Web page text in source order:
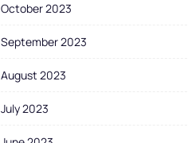
October 2023
September 2023
August 2023
July 2023